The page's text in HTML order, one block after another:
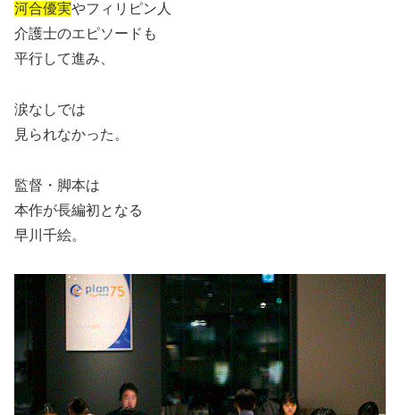
河合優実やフィリピン人
介護士のエピソードも
平行して進み、
涙なしでは
見られなかった。
監督・脚本は
本作が長編初となる
早川千絵。